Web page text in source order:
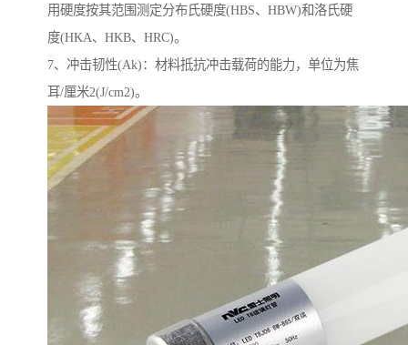
用硬度按其范围测定分布氏硬度(HBS、HBW)和洛氏硬
度(HKA、HKB、HRC)。
7、冲击韧性(Ak)：材料抵抗冲击载荷的能力，单位为焦
耳/厘米2(J/cm2)。